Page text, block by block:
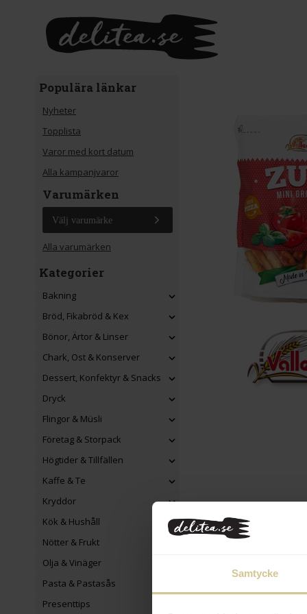
Samtycke
Populära länkar
Nyheter
Topplista
Varor med kort datum
Alla kampanjvaror
Varumärken
Välj varumärke
Alla varumärken
Kategorier
Bakning
Bröd, Fikabröd & Kex
Bönor, Ärtor & Linser
Chark, Ost & Konserver
Dessert, Konfektyr & Snacks
Dryck
Flingor & Müsli
Företag & Storpack
Högtider & Tillfällen
Kaffe & Te
Kryddor
Kök & Hushåll
Nötter & Frukt
Olja & Vinäger
Pasta & Pastasås
Presenttips